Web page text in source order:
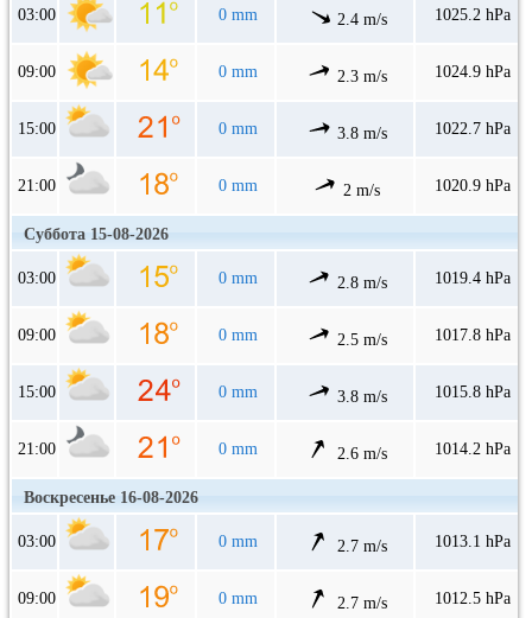
03:00 0 mm 2.4 m/s 1025.2 hPa
09:00 0 mm 2.3 m/s 1024.9 hPa
15:00 0 mm 3.8 m/s 1022.7 hPa
21:00 0 mm 2 m/s 1020.9 hPa
Суббота 15-08-2026
03:00 0 mm 2.8 m/s 1019.4 hPa
09:00 0 mm 2.5 m/s 1017.8 hPa
15:00 0 mm 3.8 m/s 1015.8 hPa
21:00 0 mm 2.6 m/s 1014.2 hPa
Воскресенье 16-08-2026
03:00 0 mm 2.7 m/s 1013.1 hPa
09:00 0 mm 2.7 m/s 1012.5 hPa